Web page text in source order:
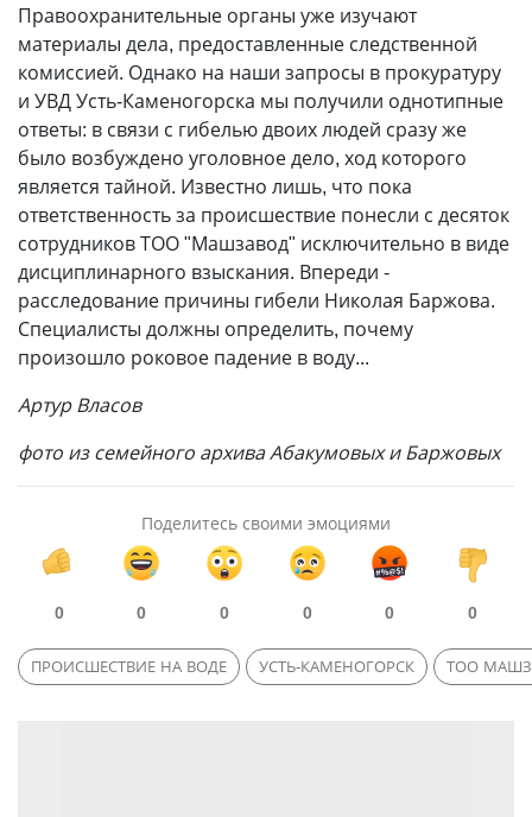
Правоохранительные органы уже изучают
материалы дела, предоставленные следственной
комиссией. Однако на наши запросы в прокуратуру
и УВД Усть-Каменогорска мы получили однотипные
ответы: в связи с гибелью двоих людей сразу же
было возбуждено уголовное дело, ход которого
является тайной. Известно лишь, что пока
ответственность за происшествие понесли с десяток
сотрудников ТОО "Машзавод" исключительно в виде
дисциплинарного взыскания. Впереди -
расследование причины гибели Николая Баржова.
Специалисты должны определить, почему
произошло роковое падение в воду...
Артур Власов
фото из семейного архива Абакумовых и Баржовых
Поделитесь своими эмоциями
0 0 0 0 0 0
ПРОИСШЕСТВИЕ НА ВОДЕ УСТЬ-КАМЕНОГОРСК ТОО